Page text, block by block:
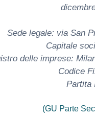
Sede legale: via San
Capitale
delle imprese:
Codice
Partita
(GU Parte